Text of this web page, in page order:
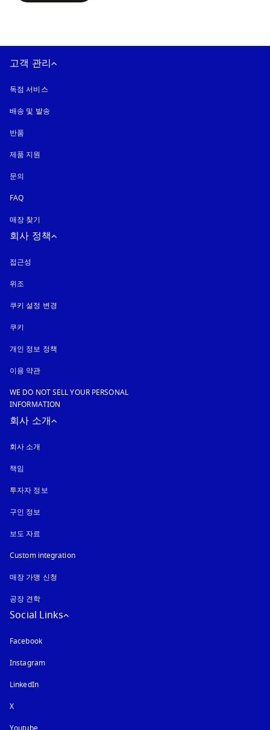
고객 관리
독점 서비스
배송 및 발송
반품
제품 지원
문의
FAQ
매장 찾기
회사 정책
접근성
위조
쿠키 설정 변경
쿠키
개인 정보 정책
이용 약관
WE DO NOT SELL YOUR PERSONAL
INFORMATION
회사 소개
회사 소개
책임
투자자 정보
구인 정보
보도 자료
Custom integration
매장 가맹 신청
공장 견학
Social Links
Facebook
Instagram새 탭에서 열림
LinkedIn
X